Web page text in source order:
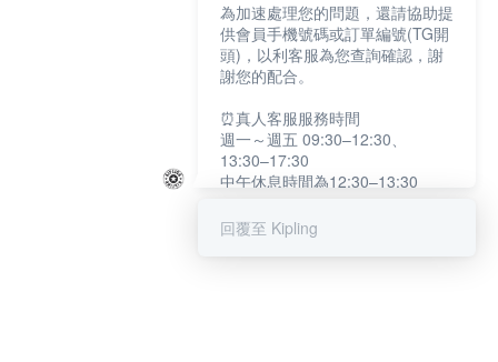
為加速處理您的問題，還請協助提
供會員手機號碼或訂單編號(TG開
頭)，以利客服為您查詢確認，謝
謝您的配合。
⏰真人客服服務時間
週一～週五 09:30–12:30、
13:30–17:30
中午休息時間為12:30–13:30
提醒您：系統會自動已讀訊息，如
回覆至 Kipling